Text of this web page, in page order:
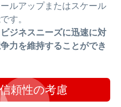
ルアップまたはスケール
す。
ジネスニーズに迅速に対
力を維持することができ
頼性の考慮